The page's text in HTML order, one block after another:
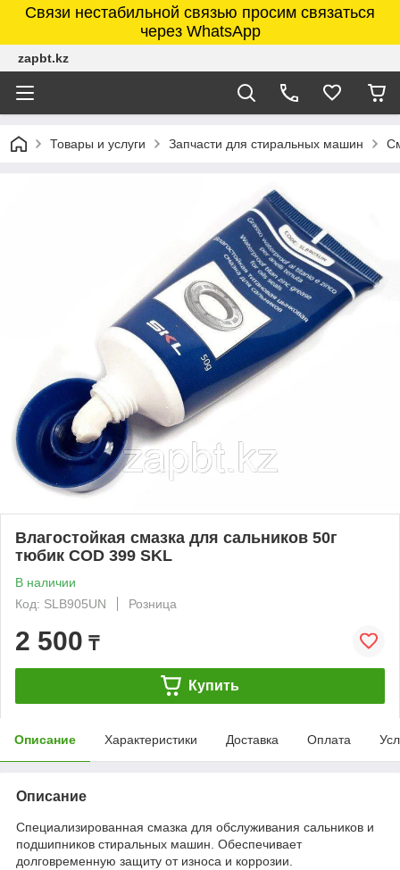
Связи нестабильной связью просим связаться
через WhatsApp
zapbt.kz
Товары и услуги Запчасти для стиральных машин
Влагостойкая смазка для сальников 50г
тюбик COD 399 SKL
В наличии
Код: SLB905UN
Розница
2 500 ₸
Купить
Описание Характеристики Доставка Оплата
Описание
Специализированная смазка для обслуживания сальников и
подшипников стиральных машин. Обеспечивает
долговременную защиту от износа и коррозии.